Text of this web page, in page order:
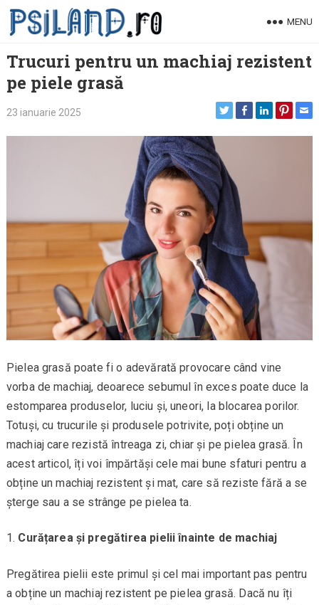
Skip
MENU
Trucuri pentru un machiaj rezistent
pe piele grasă
23 ianuarie 2025
Pielea grasă poate fi o adevărată provocare când vine
vorba de machiaj, deoarece sebumul în exces poate duce la
estomparea produselor, luciu și, uneori, la blocarea porilor.
Totuși, cu trucurile și produsele potrivite, poți obține un
machiaj care rezistă întreaga zi, chiar și pe pielea grasă. În
acest articol, îți voi împărtăși cele mai bune sfaturi pentru a
obține un machiaj rezistent și mat, care să reziste fără a se
șterge sau a se strânge pe pielea ta.
Curățarea și pregătirea pielii înainte de machiaj
Pregătirea pielii este primul și cel mai important pas pentru
a obține un machiaj rezistent pe pielea grasă. Dacă nu îți